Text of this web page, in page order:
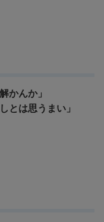
かんか」
とは思うまい」